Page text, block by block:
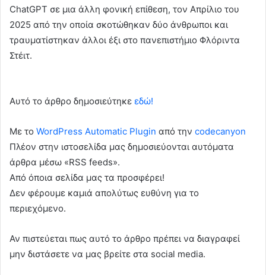
ChatGPT σε μια άλλη φονική επίθεση, τον Απρίλιο του
2025 από την οποία σκοτώθηκαν δύο άνθρωποι και
τραυματίστηκαν άλλοι έξι στο πανεπιστήμιο Φλόριντα
Στέιτ.
Αυτό το άρθρο δημοσιεύτηκε εδώ!
Με το WordPress Automatic Plugin από την codecanyon
Πλέον στην ιστοσελίδα μας δημοσιεύονται αυτόματα
άρθρα μέσω «RSS feeds».
Από όποια σελίδα μας τα προσφέρει!
Δεν φέρουμε καμιά απολύτως ευθύνη για το
περιεχόμενο.
Αν πιστεύεται πως αυτό το άρθρο πρέπει να διαγραφεί
μην διστάσετε να μας βρείτε στα social media.